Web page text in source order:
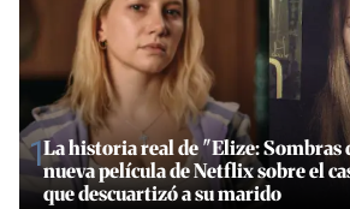
1La historia real de "Elize: Sombras
nueva película de Netflix sobre el
que descuartizó a su marido